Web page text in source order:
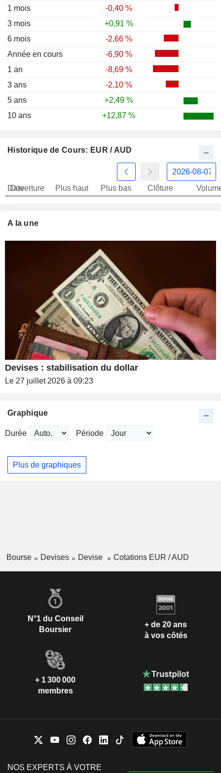
1 mois
-0,40 %
3 mois
+0,91 %
6 mois
-2,66 %
Année en cours
-6,90 %
1 an
-8,69 %
3 ans
-2,10 %
5 ans
+2,49 %
10 ans
+12,87 %
Historique de Cours: EUR / AUD
Date
Ouverture Plus haut Plus bas Clôture
A la une
Devises : stabilisation du dollar
Le 27 juillet 2026 à 09:23
Graphique
Durée Période
Plus de graphiques
Bourse Devises Devise Cotations EUR / AUD
N°1 du Conseil
Boursier
+ de 20 ans
à vos côtés
+ 1 300 000
membres
NOS EXPERTS À VOTRE